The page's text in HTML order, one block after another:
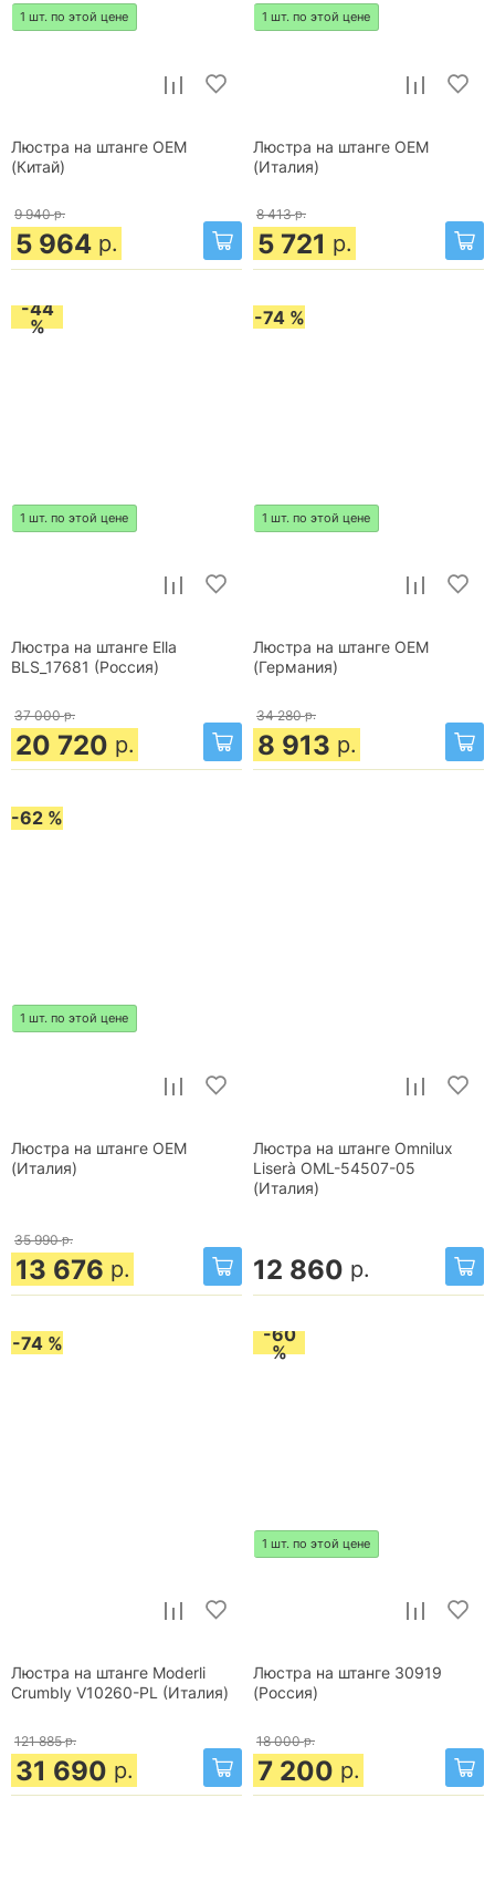
1 шт. по этой цене
Люстра на штанге OEM
(Китай)
9 940 р.
5 964 р.
1 шт. по этой цене
Люстра на штанге OEM
(Италия)
8 413 р.
5 721 р.
-44
%
1 шт. по этой цене
Люстра на штанге Ella
BLS_17681 (Россия)
37 000 р.
20 720 р.
-74 %
1 шт. по этой цене
Люстра на штанге OEM
(Германия)
34 280 р.
8 913 р.
-62 %
1 шт. по этой цене
Люстра на штанге OEM
(Италия)
35 990 р.
13 676 р.
Люстра на штанге Omnilux
Liserà OML-54507-05
(Италия)
12 860 р.
-74 %
Люстра на штанге Moderli
Crumbly V10260-PL (Италия)
121 885 р.
31 690 р.
-60
%
1 шт. по этой цене
Люстра на штанге 30919
(Россия)
18 000 р.
7 200 р.